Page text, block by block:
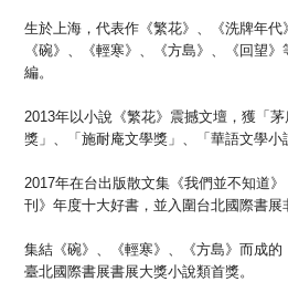
生於上海，代表作《繁花》、《洗牌年代
《碗》、《輕寒》、《方島》、《回望
編。
2013年以小說《繁花》震撼文壇，獲「
獎」、「施耐庵文學獎」、「華語文學小
2017年在台出版散文集《我們並不知道
刊》年度十大好書，並入圍台北國際書展
集結《碗》、《輕寒》、《方島》而成
臺北國際書展書展大獎小說類首獎。